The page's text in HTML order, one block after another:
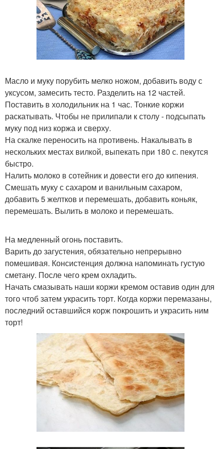
Масло и муку порубить мелко ножом, добавить воду с
уксусом, замесить тесто. Разделить на 12 частей.
Поставить в холодильник на 1 час. Тонкие коржи
раскатывать. Чтобы не прилипали к столу - подсыпать
муку под низ коржа и сверху.
На скалке переносить на противень. Накалывать в
нескольких местах вилкой, выпекать при 180 с. пекутся
быстро.
Налить молоко в сотейник и довести его до кипения.
Смешать муку с сахаром и ванильным сахаром,
добавить 5 желтков и перемешать, добавить коньяк,
перемешать. Вылить в молоко и перемешать.
На медленный огонь поставить.
Варить до загустения, обязательно непрерывно
помешивая. Консистенция должна напоминать густую
сметану. После чего крем охладить.
Начать смазывать наши коржи кремом оставив один для
того чтоб затем украсить торт. Когда коржи перемазаны,
последний оставшийся корж покрошить и украсить ним
торт!